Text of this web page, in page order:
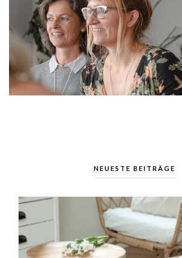
NEUESTE BEITRÄGE